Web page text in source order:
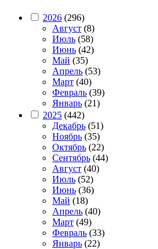
2026 (296)
Август (8)
Июль (58)
Июнь (42)
Май (35)
Апрель (53)
Март (40)
Февраль (39)
Январь (21)
2025 (442)
Декабрь (51)
Ноябрь (35)
Октябрь (22)
Сентябрь (44)
Август (40)
Июль (52)
Июнь (36)
Май (18)
Апрель (40)
Март (49)
Февраль (33)
Январь (22)